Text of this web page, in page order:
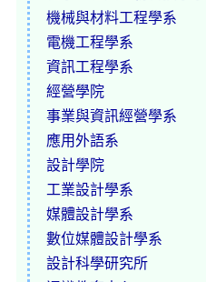
機械與材料工程學系
電機工程學系
資訊工程學系
經營學院
事業與資訊經營學系
應用外語系
設計學院
工業設計學系
媒體設計學系
數位媒體設計學系
設計科學研究所